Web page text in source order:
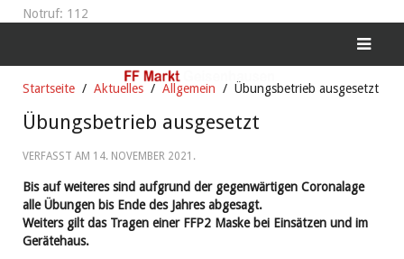
Notruf: 112
Startseite Aktuelles Allgemein Übungsbetrieb ausgesetzt
Übungsbetrieb ausgesetzt
VERFASST AM 14. NOVEMBER 2021 .
Bis auf weiteres sind aufgrund der gegenwärtigen Coronalage
alle Übungen bis Ende des Jahres abgesagt.
Weiters gilt das Tragen einer FFP2 Maske bei Einsätzen und im
Gerätehaus.